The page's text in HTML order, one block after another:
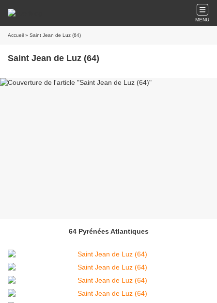
MENU
Accueil » Saint Jean de Luz (64)
Saint Jean de Luz (64)
64 Pyrénées Atlantiques